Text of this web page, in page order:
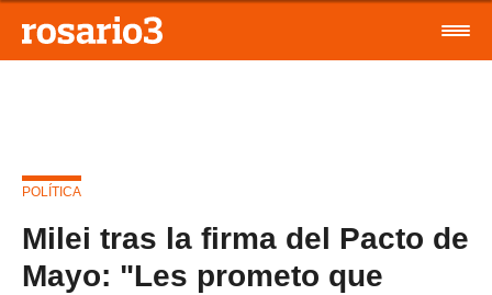
POLÍTICA
Milei tras la firma del Pacto de
Mayo: "Les prometo que